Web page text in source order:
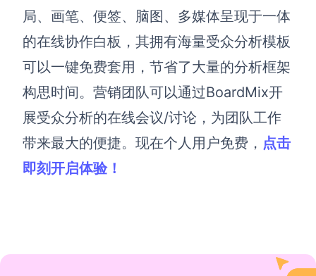
局、画笔、便签、脑图、多媒体呈现于一体
的在线协作白板，其拥有海量受众分析模板
可以一键免费套用，节省了大量的分析框架
构思时间。营销团队可以通过BoardMix开
展受众分析的在线会议/讨论，为团队工作
带来最大的便捷。 现在个人用户免费， 点击
即刻开启体验！